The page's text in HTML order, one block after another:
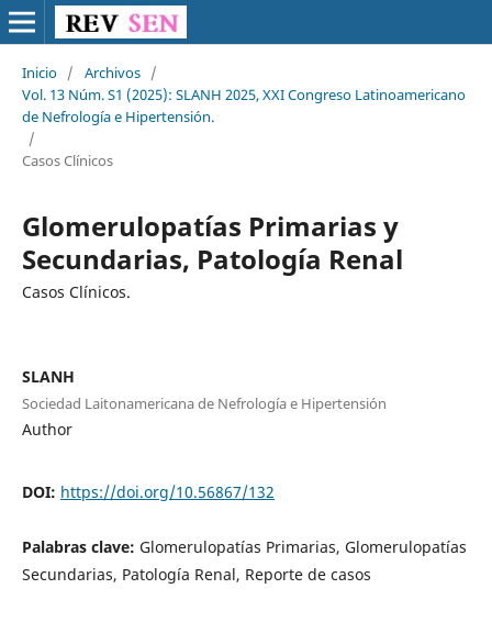
Inicio / Archivos /
Vol. 13 Núm. S1 (2025): SLANH 2025, XXI Congreso Latinoamericano
de Nefrología e Hipertensión.
/
Casos Clínicos
Glomerulopatías Primarias y
Secundarias, Patología Renal
Casos Clínicos.
SLANH
Sociedad Laitonamericana de Nefrología e Hipertensión
Author
DOI: https://doi.org/10.56867/132
Palabras clave: Glomerulopatías Primarias, Glomerulopatías
Secundarias, Patología Renal, Reporte de casos